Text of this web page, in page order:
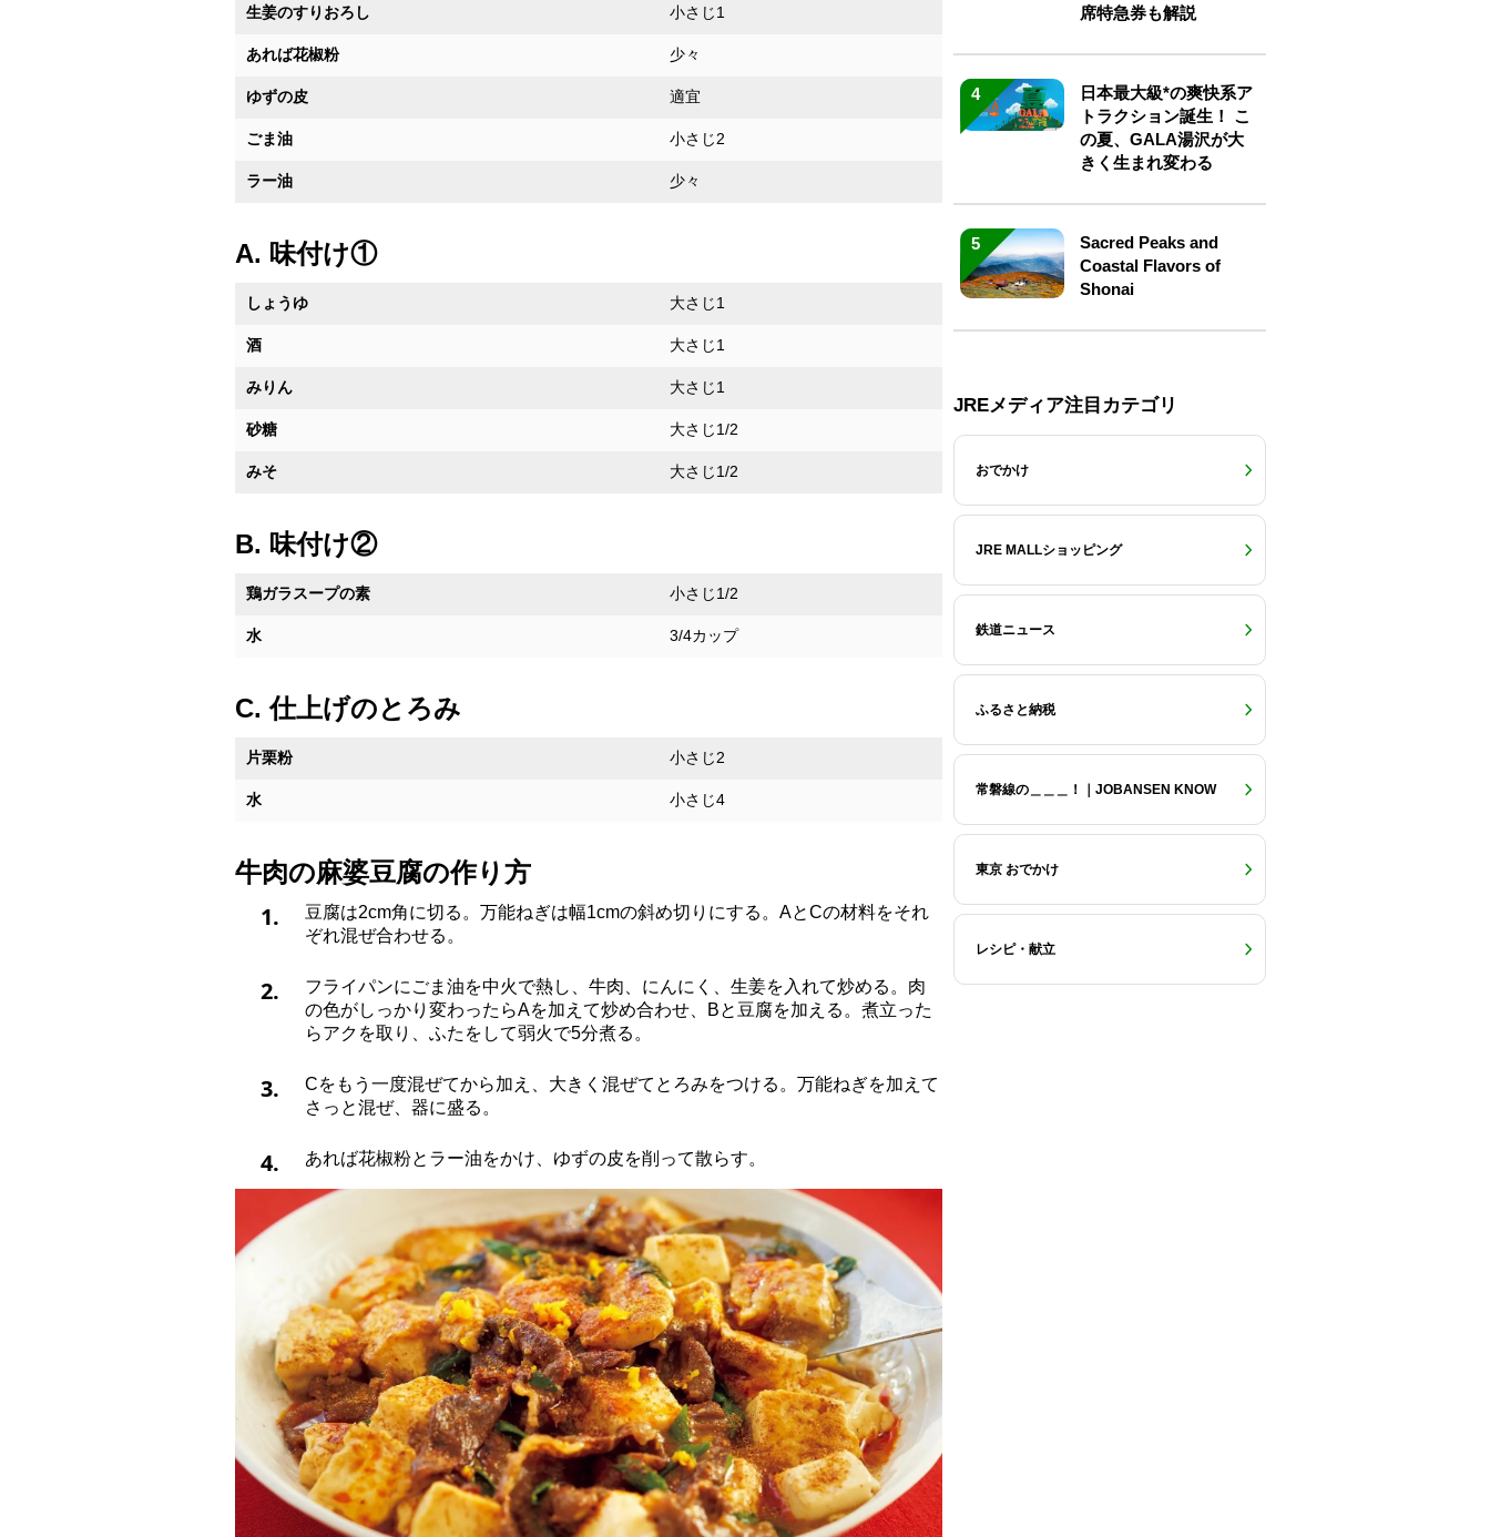
生姜のすりおろし 小さじ1
あれば花椒粉 少々
ゆずの皮 適宜
ごま油 小さじ2
ラー油 少々
A. 味付け①
しょうゆ 大さじ1
酒 大さじ1
みりん 大さじ1
砂糖 大さじ1/2
みそ 大さじ1/2
B. 味付け②
鶏ガラスープの素 小さじ1/2
水 3/4カップ
C. 仕上げのとろみ
片栗粉 小さじ2
水 小さじ4
牛肉の麻婆豆腐の作り方
1.
豆腐は2cm角に切る。万能ねぎは幅1cmの斜め切りにする。AとCの材料をそれ
ぞれ混ぜ合わせる。
2.
フライパンにごま油を中火で熱し、牛肉、にんにく、生姜を入れて炒める。肉
の色がしっかり変わったらAを加えて炒め合わせ、Bと豆腐を加える。煮立った
らアクを取り、ふたをして弱火で5分煮る。
3.
Cをもう一度混ぜてから加え、大きく混ぜてとろみをつける。万能ねぎを加えて
さっと混ぜ、器に盛る。
4. あれば花椒粉とラー油をかけ、ゆずの皮を削って散らす。
席特急券も解説
4
日本最大級*の爽快系ア
トラクション誕生！ こ
の夏、GALA湯沢が大
きく生まれ変わる
5
Sacred Peaks and
Coastal Flavors of
Shonai
JREメディア注目カテゴリ
おでかけ
JRE MALLショッピング
鉄道ニュース
ふるさと納税
常磐線の＿＿＿！｜JOBANSEN KNOW
東京 おでかけ
レシピ・献立